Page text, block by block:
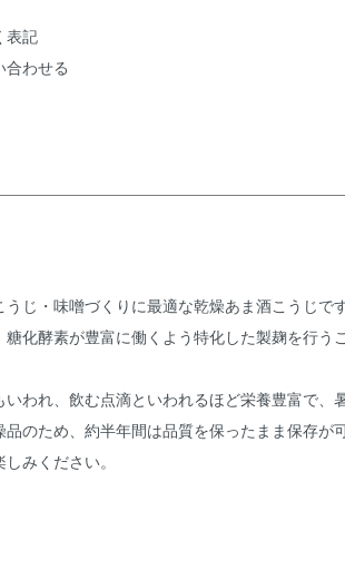
表記
合わせる
うじ・味噌づくりに最適な乾燥あま酒こうじで
糖化酵素が豊富に働くよう特化した製麹を行
いわれ、飲む点滴といわれるほど栄養豊富で
品のため、約半年間は品質を保ったまま保存
みください。